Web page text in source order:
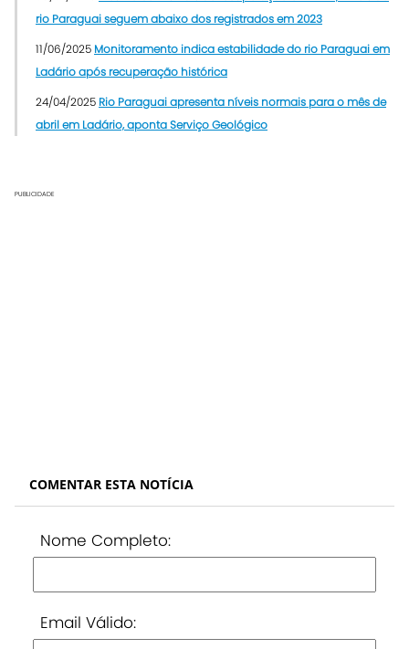
rio Paraguai seguem abaixo dos registrados em 2023
11/06/2025 Monitoramento indica estabilidade do rio Paraguai em
Ladário após recuperação histórica
24/04/2025 Rio Paraguai apresenta níveis normais para o mês de
abril em Ladário, aponta Serviço Geológico
PUBLICIDADE
COMENTAR ESTA NOTÍCIA
Nome Completo:
Email Válido: